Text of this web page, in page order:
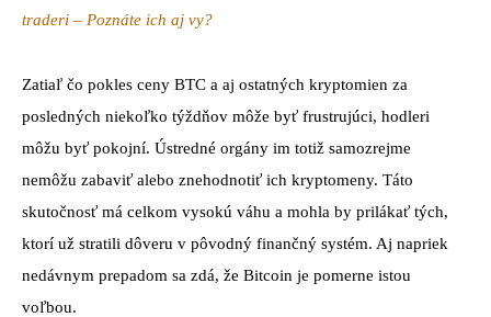
traderi – Poznáte ich aj vy?
Zatiaľ čo pokles ceny BTC a aj ostatných kryptomien za
posledných niekoľko týždňov môže byť frustrujúci, hodleri
môžu byť pokojní. Ústredné orgány im totiž samozrejme
nemôžu zabaviť alebo znehodnotiť ich kryptomeny. Táto
skutočnosť má celkom vysokú váhu a mohla by prilákať tých,
ktorí už stratili dôveru v pôvodný finančný systém. Aj napriek
nedávnym prepadom sa zdá, že Bitcoin je pomerne istou
voľbou.